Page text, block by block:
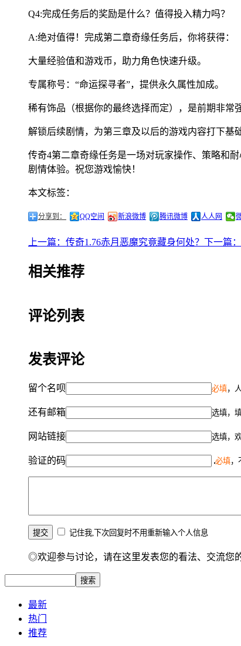
Q4:完成任务后的奖励是什么？值得投入精力吗？
A:绝对值得！完成第二章奇缘任务后，你将获得：
大量经验值和游戏币，助力角色快速升级。
专属称号：“命运探寻者”，提供永久属性加成。
稀有饰品（根据你的最终选择而定），是前期非常
解锁后续剧情，为第三章及以后的游戏内容打下基础
传奇4第二章奇缘任务是一场对玩家操作、策略和
剧情体验。祝您游戏愉快！
本文标签：
分享到： QQ空间 新浪微博 腾讯微博 人人网
上一篇：传奇1.76赤月恶魔究竟藏身何处？ 下一篇
相关推荐
评论列表
发表评论
留个名呗 必填，
还有邮箱 选填，
网站链接 选填，
验证的码 必填，
记住我,下次回复时不用重新输入个人信息
◎欢迎参与讨论，请在这里发表您的看法、交流您
最新
热门
推荐